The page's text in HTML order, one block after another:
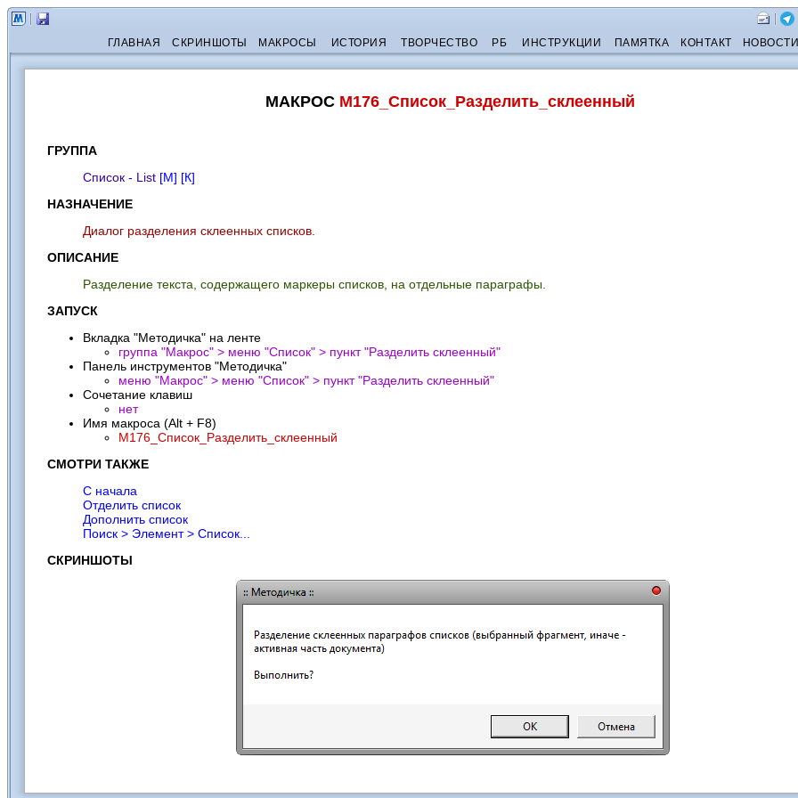
ГЛАВНАЯ СКРИНШОТЫ МАКРОСЫ ИСТОРИЯ ТВОРЧЕСТВО РБ ИНСТРУКЦИИ ПАМЯТКА КОНТАКТ
МАКРОС M176_Список_Разделить_склеенный
ГРУППА
Список - List [М] [К]
НАЗНАЧЕНИЕ
Диалог разделения склеенных списков.
ОПИСАНИЕ
Разделение текста, содержащего маркеры списков, на отдельные параграфы.
ЗАПУСК
Вкладка "Методичка" на ленте
группа "Макрос" > меню "Список" > пункт "Разделить склеенный"
Панель инструментов "Методичка"
меню "Макрос" > меню "Список" > пункт "Разделить склеенный"
Сочетание клавиш
нет
Имя макроса (Alt + F8)
M176_Список_Разделить_склеенный
СМОТРИ ТАКЖЕ
С начала
Отделить список
Дополнить список
Поиск > Элемент > Список...
СКРИНШОТЫ